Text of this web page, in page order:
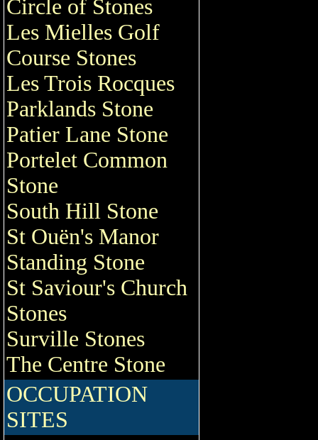
Circle of Stones
Les Mielles Golf
Course Stones
Les Trois Rocques
Parklands Stone
Patier Lane Stone
Portelet Common
Stone
South Hill Stone
St Ouën's Manor
Standing Stone
St Saviour's Church
Stones
Surville Stones
The Centre Stone
OCCUPATION
SITES